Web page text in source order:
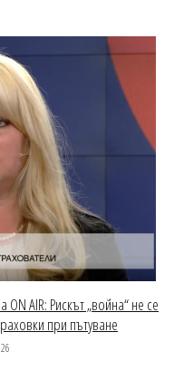
AIR: Рискът „война“ не се
при пътуване